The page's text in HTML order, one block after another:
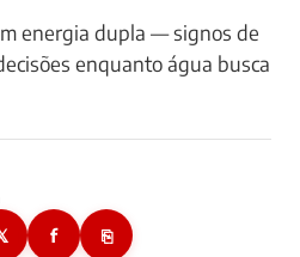
energia dupla — signos de
enquanto água busca
f ⎘